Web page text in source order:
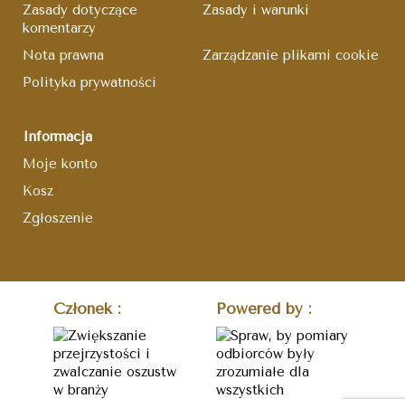
Zasady dotyczące
komentarzy
Zasady i warunki
Nota prawna
Zarządzanie plikami cookie
Polityka prywatności
Informacja
Moje konto
Kosz
Zgłoszenie
Członek : Powered by :